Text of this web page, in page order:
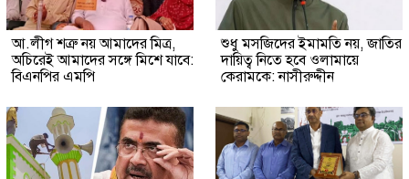
আ.লীগ শত্রু নয় আমাদের মিত্র,
অচিরেই আমাদের সঙ্গে মিশে যাবে:
বিএনপির এমপি
শুধু মসজিদের ইমামতি নয়, জাতির
দায়িত্ব নিতে হবে ওলামায়ে
কেরামকে: নাসীরুদ্দীন